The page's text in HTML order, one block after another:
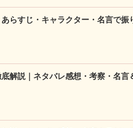
あらすじ・キャラクター・名言で振
底解説｜ネタバレ感想・考察・名言